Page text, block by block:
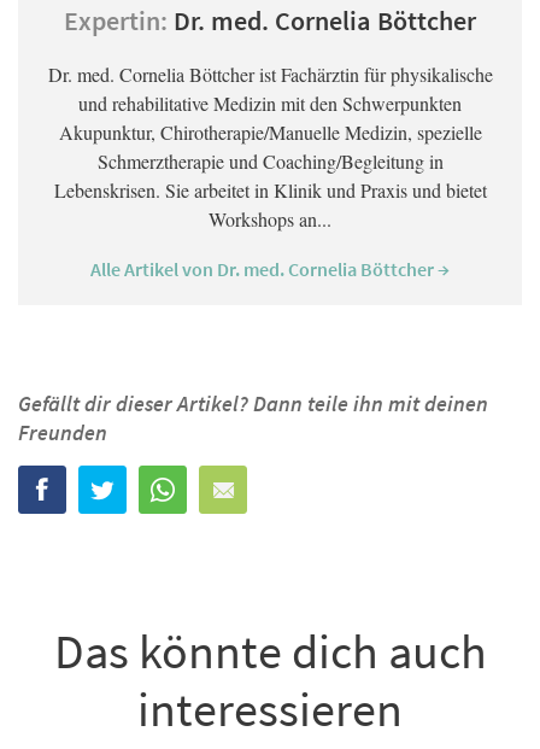
Expertin: Dr. med. Cornelia Böttcher
Dr. med. Cornelia Böttcher ist Fachärztin für physikalische
und rehabilitative Medizin mit den Schwerpunkten
Akupunktur, Chirotherapie/Manuelle Medizin, spezielle
Schmerztherapie und Coaching/Begleitung in
Lebenskrisen. Sie arbeitet in Klinik und Praxis und bietet
Workshops an...
Alle Artikel von Dr. med. Cornelia Böttcher →
Gefällt dir dieser Artikel? Dann teile ihn mit deinen
Freunden
Das könnte dich auch
interessieren